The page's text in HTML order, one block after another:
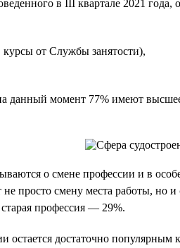
в III квартале 2021
курсы от Службы занятости),
данный момент 77% имеют
о смене профессии и в
просто смену места работы, но
профессия — 29%.
остается достаточно популярным